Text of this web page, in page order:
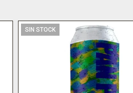
SIN STOCK